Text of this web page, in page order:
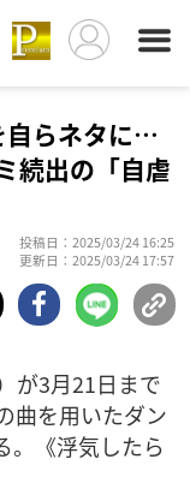
自らネタに…
続出の「自虐
投稿日：2025/03/24 16:25
更新日：2025/03/24 17:57
が3月21日まで
曲を用いたダン
。《浮気したら